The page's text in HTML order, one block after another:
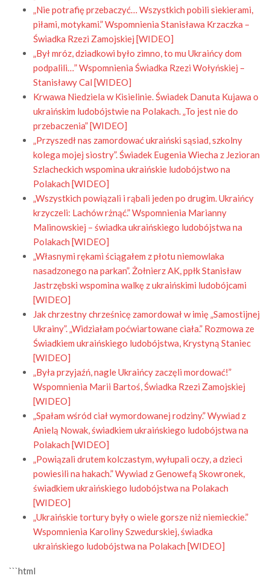
„Nie potrafię przebaczyć… Wszystkich pobili siekierami,
piłami, motykami.” Wspomnienia Stanisława Krzaczka –
Świadka Rzezi Zamojskiej [WIDEO]
„Był mróz, dziadkowi było zimno, to mu Ukraińcy dom
podpalili…” Wspomnienia Świadka Rzezi Wołyńskiej –
Stanisławy Cal [WIDEO]
Krwawa Niedziela w Kisielinie. Świadek Danuta Kujawa o
ukraińskim ludobójstwie na Polakach. „To jest nie do
przebaczenia” [WIDEO]
„Przyszedł nas zamordować ukraiński sąsiad, szkolny
kolega mojej siostry”. Świadek Eugenia Wiecha z Jezioran
Szlacheckich wspomina ukraińskie ludobójstwo na
Polakach [WIDEO]
„Wszystkich powiązali i rąbali jeden po drugim. Ukraińcy
krzyczeli: Lachów rżnąć.” Wspomnienia Marianny
Malinowskiej – świadka ukraińskiego ludobójstwa na
Polakach [WIDEO]
„Własnymi rękami ściągałem z płotu niemowlaka
nasadzonego na parkan”. Żołnierz AK, ppłk Stanisław
Jastrzębski wspomina walkę z ukraińskimi ludobójcami
[WIDEO]
Jak chrzestny chrześnicę zamordował w imię „Samostijnej
Ukrainy”. „Widziałam poćwiartowane ciała.” Rozmowa ze
Świadkiem ukraińskiego ludobójstwa, Krystyną Staniec
[WIDEO]
„Była przyjaźń, nagle Ukraińcy zaczęli mordować!”
Wspomnienia Marii Bartoś, Świadka Rzezi Zamojskiej
[WIDEO]
„Spałam wśród ciał wymordowanej rodziny.” Wywiad z
Anielą Nowak, świadkiem ukraińskiego ludobójstwa na
Polakach [WIDEO]
„Powiązali drutem kolczastym, wyłupali oczy, a dzieci
powiesili na hakach.” Wywiad z Genowefą Skowronek,
świadkiem ukraińskiego ludobójstwa na Polakach
[WIDEO]
„Ukraińskie tortury były o wiele gorsze niż niemieckie.”
Wspomnienia Karoliny Szwedurskiej, świadka
ukraińskiego ludobójstwa na Polakach [WIDEO]
```html